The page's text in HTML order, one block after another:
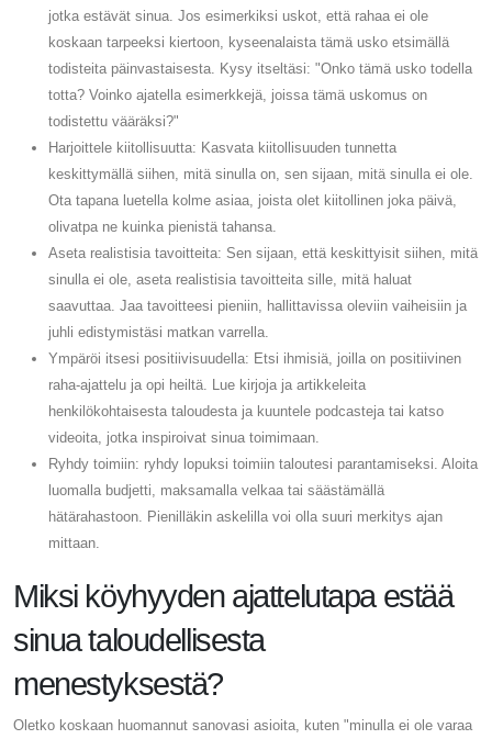
jotka estävät sinua. Jos esimerkiksi uskot, että rahaa ei ole
koskaan tarpeeksi kiertoon, kyseenalaista tämä usko etsimällä
todisteita päinvastaisesta. Kysy itseltäsi: "Onko tämä usko todella
totta? Voinko ajatella esimerkkejä, joissa tämä uskomus on
todistettu vääräksi?"
Harjoittele kiitollisuutta: Kasvata kiitollisuuden tunnetta
keskittymällä siihen, mitä sinulla on, sen sijaan, mitä sinulla ei ole.
Ota tapana luetella kolme asiaa, joista olet kiitollinen joka päivä,
olivatpa ne kuinka pienistä tahansa.
Aseta realistisia tavoitteita: Sen sijaan, että keskittyisit siihen, mitä
sinulla ei ole, aseta realistisia tavoitteita sille, mitä haluat
saavuttaa. Jaa tavoitteesi pieniin, hallittavissa oleviin vaiheisiin ja
juhli edistymistäsi matkan varrella.
Ympäröi itsesi positiivisuudella: Etsi ihmisiä, joilla on positiivinen
raha-ajattelu ja opi heiltä. Lue kirjoja ja artikkeleita
henkilökohtaisesta taloudesta ja kuuntele podcasteja tai katso
videoita, jotka inspiroivat sinua toimimaan.
Ryhdy toimiin: ryhdy lopuksi toimiin taloutesi parantamiseksi. Aloita
luomalla budjetti, maksamalla velkaa tai säästämällä
hätärahastoon. Pienilläkin askelilla voi olla suuri merkitys ajan
mittaan.
Miksi köyhyyden ajattelutapa estää
sinua taloudellisesta
menestyksestä?
Oletko koskaan huomannut sanovasi asioita, kuten "minulla ei ole varaa